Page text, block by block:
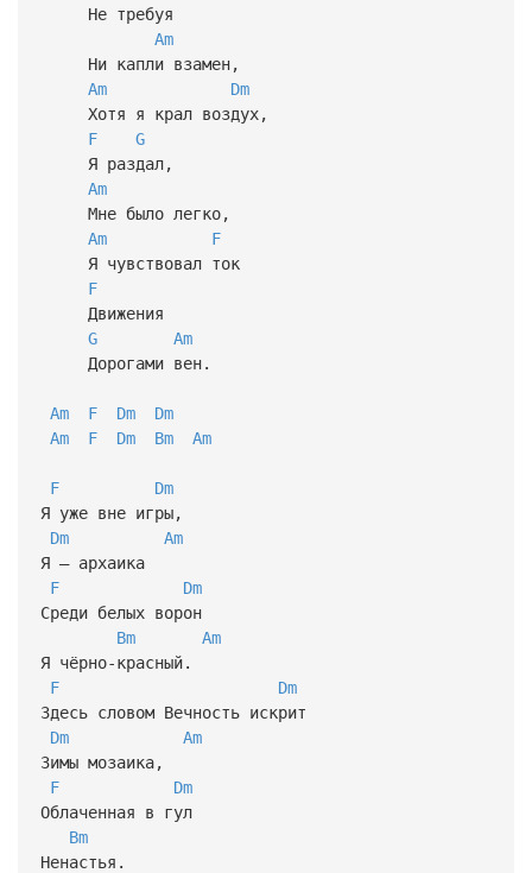
Не требуя
Am
Ни капли взамен,
Am
Dm
Хотя я крал воздух,
F
G
Я раздал,
Am
Мне было легко,
Am
F
Я чувствовал ток
F
Движения
G
Am
Дорогами вен.
Am F Dm
Dm
Am
F Dm Bm Am
F
Dm
Я уже вне игры,
Dm
Am
Я – архаика
F
Dm
Среди белых ворон
Bm
Am
Я чёрно-красный.
F
Dm
Здесь словом Вечность искрит
Dm
Am
Зимы мозаика,
F
Dm
Облаченная в гул
Bm
Ненастья.